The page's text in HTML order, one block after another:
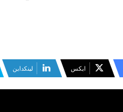
ایکس لینکداین